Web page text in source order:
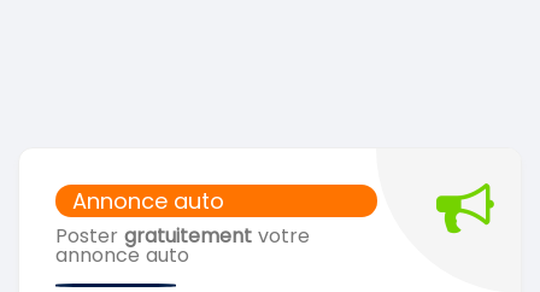
Annonce auto
Poster gratuitement votre
annonce auto